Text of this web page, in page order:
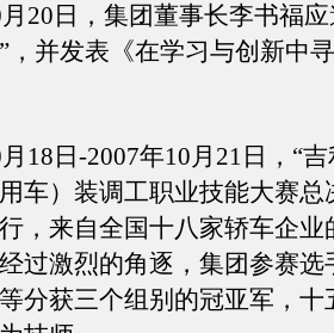
日，集团董事长李书福应
，并发表《在学习与创新中
日-2007年10月21日，“吉
车）装调工职业技能大赛总
，来自全国十八家轿车企业
过激烈的角逐，集团参赛选
分获三个组别的冠亚军，十